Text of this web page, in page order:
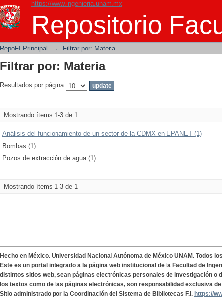
https://www.ingenieria.unam.mx
Repositorio
Filtrar por: Materia
RepoFI Principal → Filtrar por: Materia
Filtrar por: Materia
Resultados por página:
Mostrando ítems 1-3 de 1
Análisis del funcionamiento de un sector de la CDMX en EPANET (1)
Bombas (1)
Pozos de extracción de agua (1)
Mostrando ítems 1-3 de 1
Hecho en México. Universidad Nacional Autónoma de México UNAM. Todos
Este es un portal integrado a la página web institucional de la Facultad de
distintos sitios web, sean páginas electrónicas personales de investigación o
los textos como de las páginas electrónicas, son responsabilidad exclusiva
Sitio administrado por la Coordinación del Sistema de Bibliotecas F.I. https://